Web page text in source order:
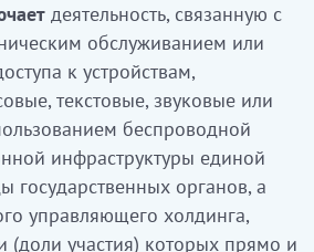
органдардың,
(қатысу үлестері) тікелей
түрде ұлттық басқарушы
ұйымдардың сымсыз
инфрақұрылымын
мәтіндік, дыбыстық
беретін құрылғыларды
техникалық қызмет
деятельность, связанную с
обслуживанием или
к устройствам,
текстовые, звуковые или
беспроводной
инфраструктуры единой
государственных органов, а
управляющего холдинга,
(доли участия) которых прямо и